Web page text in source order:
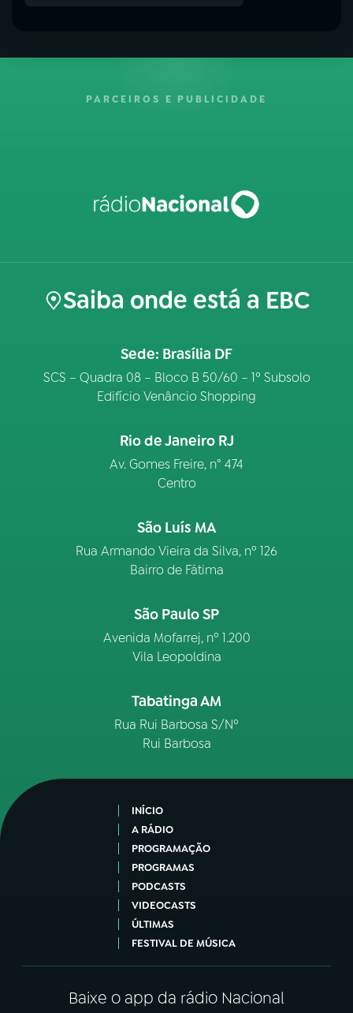
PARCEIROS E PUBLICIDADE
Saiba onde está a EBC
Sede: Brasília DF
SCS – Quadra 08 – Bloco B 50/60 – 1º Subsolo
Edifício Venâncio Shopping
Rio de Janeiro RJ
Av. Gomes Freire, n° 474
Centro
São Luís MA
Rua Armando Vieira da Silva, nº 126
Bairro de Fátima
São Paulo SP
Avenida Mofarrej, nº 1.200
Vila Leopoldina
Tabatinga AM
Rua Rui Barbosa S/Nº
Rui Barbosa
INÍCIO
A RÁDIO
PROGRAMAÇÃO
PROGRAMAS
PODCASTS
VIDEOCASTS
ÚLTIMAS
FESTIVAL DE MÚSICA
Baixe o app da rádio Nacional